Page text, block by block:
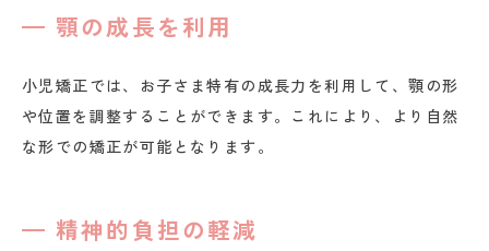
顎の成長を利用
小児矯正では、お子さま特有の成長力を利用して、顎の形
や位置を調整することができます。これにより、より自然
な形での矯正が可能となります。
精神的負担の軽減